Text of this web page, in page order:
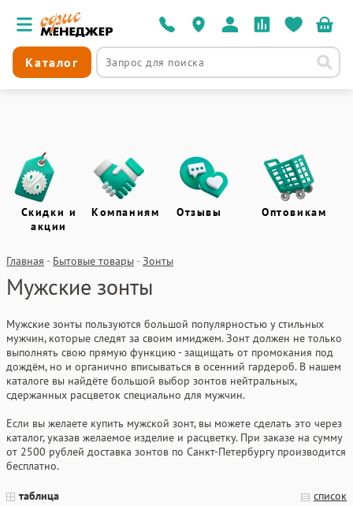
Каталог
Скидки и
акции
Компаниям Отзывы Оптовикам
Главная - Бытовые товары -Зонты
Мужские зонты
Мужские зонты пользуются большой популярностью у стильных
мужчин, которые следят за своим имиджем. Зонт должен не только
выполнять свою прямую функцию - защищать от промокания под
дождём, но и органично вписываться в осенний гардероб. В нашем
каталоге вы найдёте большой выбор зонтов нейтральных,
сдержанных расцветок специально для мужчин.
Если вы желаете купить мужской зонт, вы можете сделать это через
каталог, указав желаемое изделие и расцветку. При заказе на сумму
от 2500 рублей доставка зонтов по Санкт-Петербургу производится
бесплатно.
таблица
список